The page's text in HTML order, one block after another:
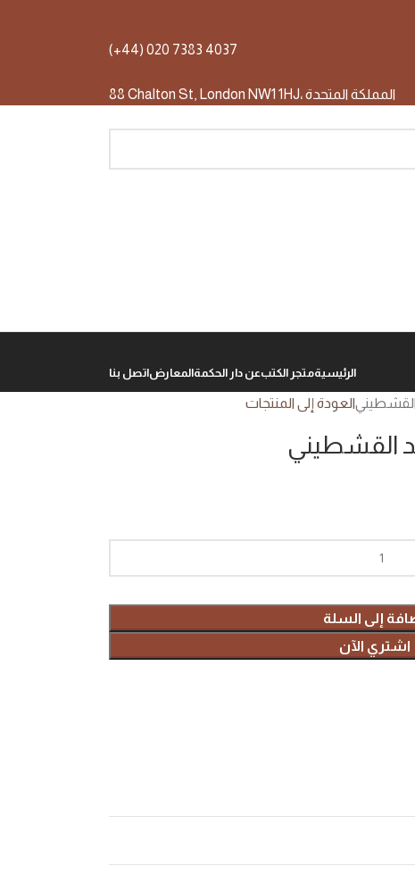
(+44) 020 7383 4037
88 Chalton St, London NW1 1HJ، المملكة المتحدة
الرئيسيةمتجر الكتبعن دار الحكمةالمعارضاتصل بنا
العودة إلى المنتجات
القشطيني
إلى السلة
اشتري الآن